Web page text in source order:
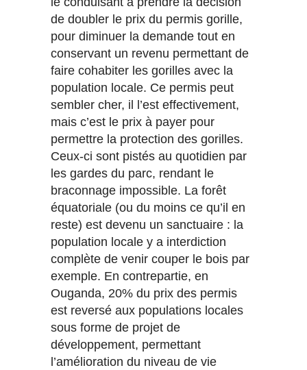
de doubler le prix du permis gorille,
pour diminuer la demande tout en
conservant un revenu permettant de
faire cohabiter les gorilles avec la
population locale. Ce permis peut
sembler cher, il l’est effectivement,
mais c’est le prix à payer pour
permettre la protection des gorilles.
Ceux-ci sont pistés au quotidien par
les gardes du parc, rendant le
braconnage impossible. La forêt
équatoriale (ou du moins ce qu’il en
reste) est devenu un sanctuaire : la
population locale y a interdiction
complète de venir couper le bois par
exemple. En contrepartie, en
Ouganda, 20% du prix des permis
est reversé aux populations locales
sous forme de projet de
développement, permettant
l’amélioration du niveau de vie